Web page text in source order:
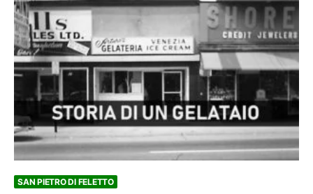
SAN PIETRO DI FELETTO